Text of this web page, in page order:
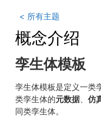
< 所有主题
概念介绍
孪生体模板
孪生体模板是定义一类
类孪生体的元数据、 仿
同类孪生体。